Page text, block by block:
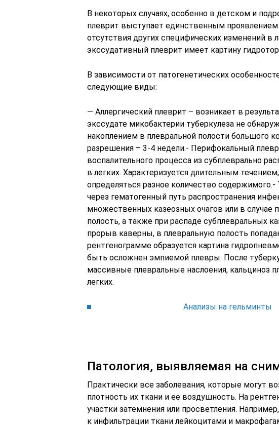
В некоторых случаях, особенно в детском и
плеврит выступает единственным проявлением
отсутствия других специфических изменений в
экссудативный плеврит имеет картину
В зависимости от патогенетических
следующие виды:
— Аллергический плеврит – возникает в
экссудате микобактерии туберкулеза не
накоплением в плевральной полости большого
разрешения – 3-4 недели.- Перифокальный
воспалительного процесса из субплеврально
в легких. Характеризуется длительным
определяться разное количество
через гематогенный путь распространения
множественных казеозных очагов или в
полость, а также при распаде субплевральных
прорыв каверны, в плевральную полость
рентгенограмме образуется картина
быть осложнен эмпиемой плевры. После
массивные плевральные наслоения, кальциноз
легких.
Анализы на гельминты
Патология, выявляемая на
Практически все заболевания, которые могут
плотность их ткани и ее воздушность. На
участки затемнения или просветления.
к инфильтрации ткани лейкоцитами и